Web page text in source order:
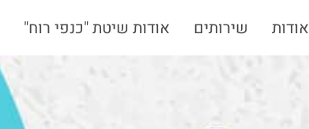
אודות שירותים אודות שיטת "כנפי רוח"